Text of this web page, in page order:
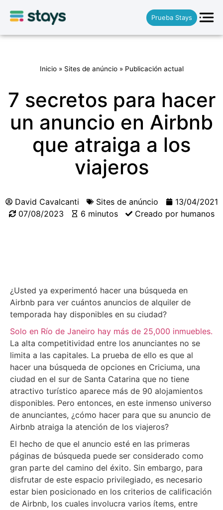
Prueba Stays
Inicio» Sites de anúncio» Publicación actual
7 secretos para hacer
un anuncio en Airbnb
que atraiga a los
viajeros
David Cavalcanti Sites de anúncio
13/04/2021
07/08/2023
6 minutos Creado por humanos
¿Usted ya experimentó hacer una búsqueda en
Airbnb para ver cuántos anuncios de alquiler de
temporada hay disponibles en su ciudad?
Solo en Río de Janeiro hay más de 25,000 inmuebles.
La alta competitividad entre los anunciantes no se
limita a las capitales. La prueba de ello es que al
hacer una búsqueda de opciones en Criciuma, una
ciudad en el sur de Santa Catarina que no tiene
atractivo turístico aparece más de 90 alojamientos
disponibles. Pero entonces, en este inmenso universo
de anunciantes, ¿cómo hacer para que su anuncio de
Airbnb atraiga la atención de los viajeros?
El hecho de que el anuncio esté en las primeras
páginas de búsqueda puede ser considerado como
gran parte del camino del éxito. Sin embargo, para
disfrutar de este espacio privilegiado, es necesario
estar bien posicionado en los criterios de calificación
de Airbnb, los cuales involucra varios ítems, entre